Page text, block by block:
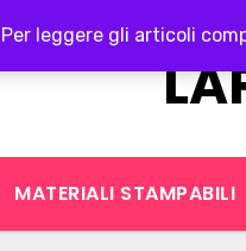
Per leggere gli articoli
MATERIALI STAMPABILI